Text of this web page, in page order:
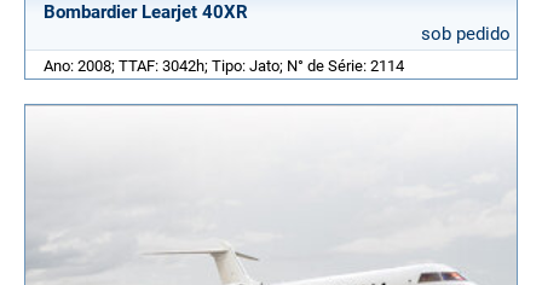
Bombardier Learjet 40XR
sob pedido
Ano: 2008; TTAF: 3042h; Tipo: Jato; N° de Série: 2114